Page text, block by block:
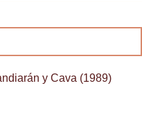
y Cava (1989)